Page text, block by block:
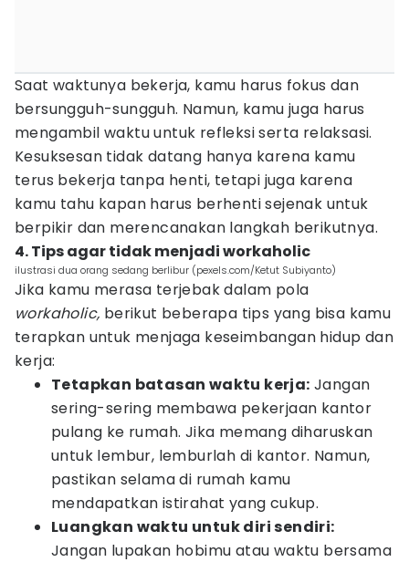
Saat waktunya bekerja, kamu harus fokus dan
bersungguh-sungguh. Namun, kamu juga harus
mengambil waktu untuk refleksi serta relaksasi.
Kesuksesan tidak datang hanya karena kamu
terus bekerja tanpa henti, tetapi juga karena
kamu tahu kapan harus berhenti sejenak untuk
berpikir dan merencanakan langkah berikutnya.
4. Tips agar tidak menjadi workaholic
ilustrasi dua orang sedang berlibur (pexels.com/Ketut Subiyanto)
Jika kamu merasa terjebak dalam pola
workaholic, berikut beberapa tips yang bisa kamu
terapkan untuk menjaga keseimbangan hidup dan
kerja:
Tetapkan batasan waktu kerja: Jangan
sering-sering membawa pekerjaan kantor
pulang ke rumah. Jika memang diharuskan
untuk lembur, lemburlah di kantor. Namun,
pastikan selama di rumah kamu
mendapatkan istirahat yang cukup.
Luangkan waktu untuk diri sendiri:
Jangan lupakan hobimu atau waktu bersama